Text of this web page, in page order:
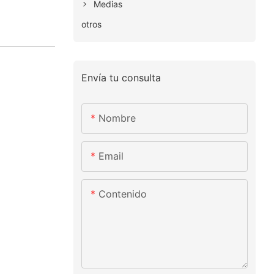
Medias
otros
Envía tu consulta
Nombre
Email
Contenido